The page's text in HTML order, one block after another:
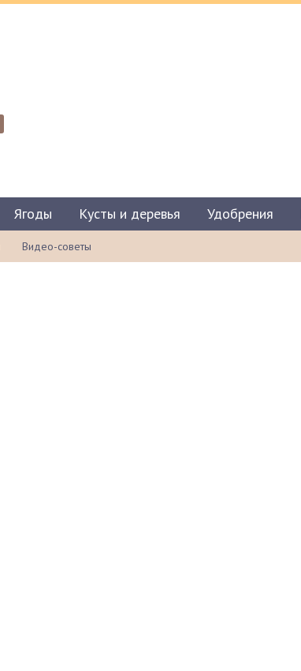
Ягоды Кусты и деревья Удобрения
Видео-советы